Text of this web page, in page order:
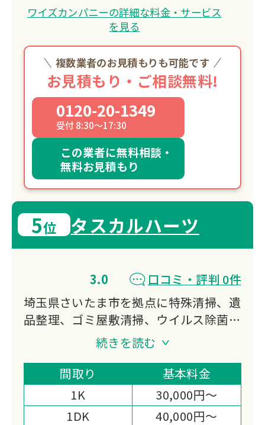
ワイズカンパニーの詳細な料金・サービス
を見る
複数業者のお見積もりも可能です
お見積もり・ご相談無料!
0120-20-1349
受付 8:30～17:30
この業者に無料相談・
無料お見積もり
5位 タスカルハーツ
3.0
口コミ・評判 0件
埼玉県さいたま市を拠点に特殊清掃、遺
品整理、ゴミ屋敷清掃、ウイルス除菌、
ハウスクリーニングまで幅広く対応。
孤立しがちな高齢者の生活支援ボランテ
ィアも積極的に行い、地域に根ざした
「人にやさしい」サービスを実践してい
ます。
続きを読む
間取り
基本料金
1K
30,000円～
1DK
40,000円～